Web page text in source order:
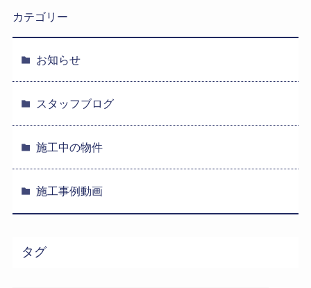
カテゴリー
お知らせ
スタッフブログ
施工中の物件
施工事例動画
タグ